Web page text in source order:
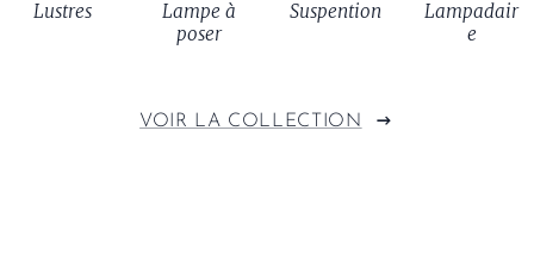
Lustres
Lampe à
poser
Suspention
Lampadair
e
VOIR LA COLLECTION